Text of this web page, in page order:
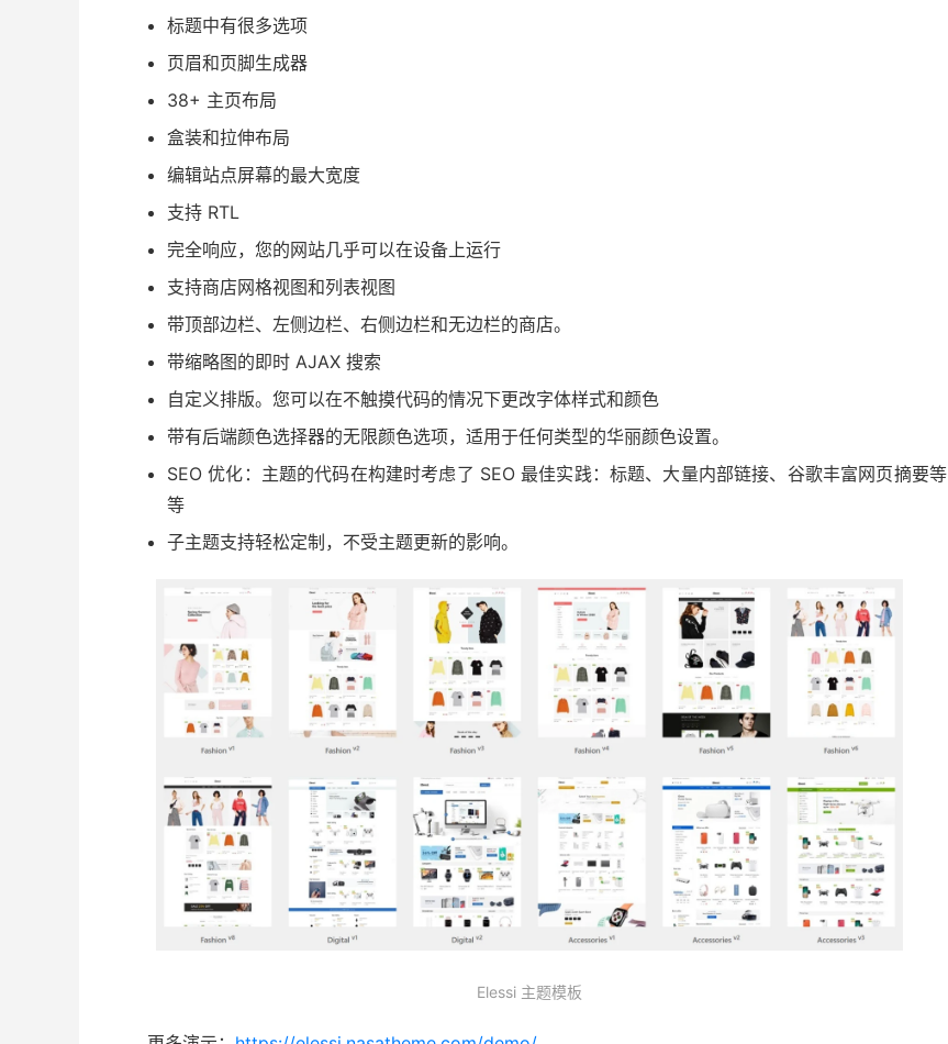
标题中有很多选项
页眉和页脚生成器
38+ 主页布局
盒装和拉伸布局
编辑站点屏幕的最大宽度
支持 RTL
完全响应，您的网站几乎可以在设备上运行
支持商店网格视图和列表视图
带顶部边栏、左侧边栏、右侧边栏和无边栏的商店。
带缩略图的即时 AJAX 搜索
自定义排版。您可以在不触摸代码的情况下更改字体样式和颜色
带有后端颜色选择器的无限颜色选项，适用于任何类型的华丽颜色设置。
SEO 优化：主题的代码在构建时考虑了 SEO 最佳实践：标题、大量内部链接、谷歌丰富网页摘要等
等
子主题支持轻松定制，不受主题更新的影响。
Elessi 主题模板